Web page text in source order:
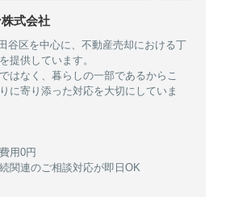
式会社
谷区を中心に、不動産売却における丁
提供しています。
はなく、暮らしの一部であるからこ
に寄り添った対応を大切にしていま
用0円
関連のご相談対応が即日OK